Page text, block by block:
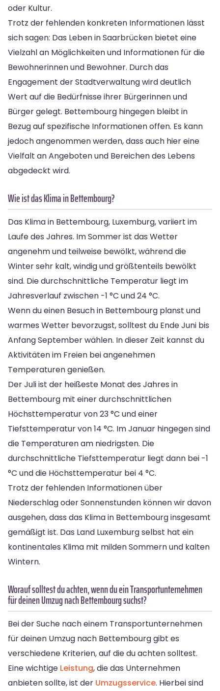
oder Kultur.
Trotz der fehlenden konkreten Informationen lässt
sich sagen: Das Leben in Saarbrücken bietet eine
Vielzahl an Möglichkeiten und Informationen für die
Bewohnerinnen und Bewohner. Durch das
Engagement der Stadtverwaltung wird deutlich
Wert auf die Bedürfnisse ihrer Bürgerinnen und
Bürger gelegt. Bettembourg hingegen bleibt in
Bezug auf spezifische Informationen offen. Es kann
jedoch angenommen werden, dass auch hier eine
Vielfalt an Angeboten und Bereichen des Lebens
abgedeckt wird.
Wie ist das Klima in Bettembourg?
Das Klima in Bettembourg, Luxemburg, variiert im
Laufe des Jahres. Im Sommer ist das Wetter
angenehm und teilweise bewölkt, während die
Winter sehr kalt, windig und größtenteils bewölkt
sind. Die durchschnittliche Temperatur liegt im
Jahresverlauf zwischen -1 °C und 24 °C.
Wenn du einen Besuch in Bettembourg planst und
warmes Wetter bevorzugst, solltest du Ende Juni bis
Anfang September wählen. In dieser Zeit kannst du
Aktivitäten im Freien bei angenehmen
Temperaturen genießen.
Der Juli ist der heißeste Monat des Jahres in
Bettembourg mit einer durchschnittlichen
Höchsttemperatur von 23 °C und einer
Tiefsttemperatur von 14 °C. Im Januar hingegen sind
die Temperaturen am niedrigsten. Die
durchschnittliche Tiefsttemperatur liegt dann bei -1
°C und die Höchsttemperatur bei 4 °C.
Trotz der fehlenden Informationen über
Niederschlag oder Sonnenstunden können wir davon
ausgehen, dass das Klima in Bettembourg insgesamt
gemäßigt ist. Das Land Luxemburg selbst hat ein
kontinentales Klima mit milden Sommern und kalten
Wintern.
Worauf solltest du achten, wenn du ein Transportunternehmen
für deinen Umzug nach Bettembourg suchst?
Bei der Suche nach einem Transportunternehmen
für deinen Umzug nach Bettembourg gibt es
verschiedene Kriterien, auf die du achten solltest.
Eine wichtige Leistung, die das Unternehmen
anbieten sollte, ist der Umzugsservice. Hierbei sind